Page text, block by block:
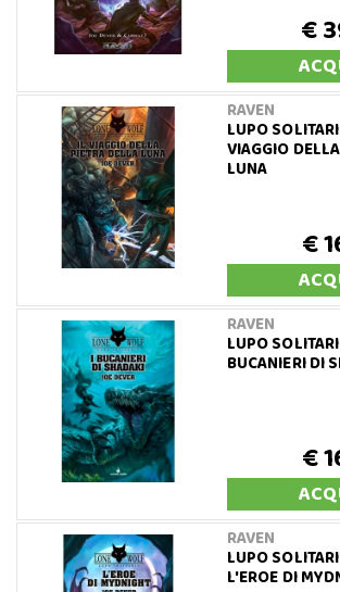
€
RAVEN
LUPO
VIAGGIO
LUNA
€
RAVEN
LUPO
BUCANIERI DI
€
RAVEN
LUPO
L'EROE DI